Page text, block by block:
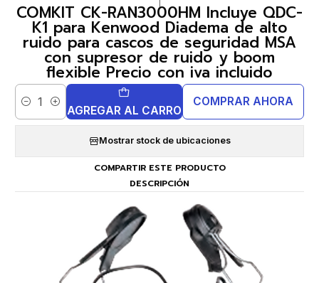
COMKIT CK-RAN3000HM Incluye QDC-
K1 para Kenwood Diadema de alto
ruido para cascos de seguridad MSA
con supresor de ruido y boom
flexible Precio con iva incluido
Cantidad AGREGAR AL CARRO
COMPRAR AHORA
Mostrar stock de ubicaciones
COMPARTIR ESTE PRODUCTO
DESCRIPCIÓN